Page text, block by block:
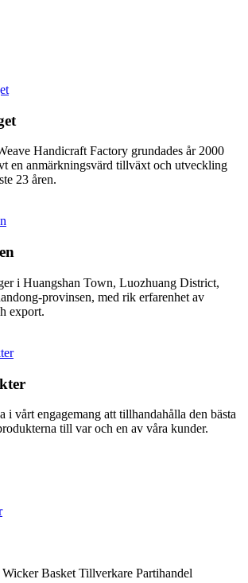
Handicraft Factory grundades år 2000
en anmärkningsvärd tillväxt och utveckling
23 åren.
i Huangshan Town, Luozhuang District,
provinsen, med rik erfarenhet av
export.
i vårt engagemang att tillhandahålla den bästa
till var och en av våra kunder.